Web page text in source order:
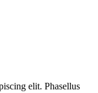
elit. Phasellus